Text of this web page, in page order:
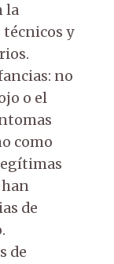
la
técnicos y
no
o el
como
han
de
de